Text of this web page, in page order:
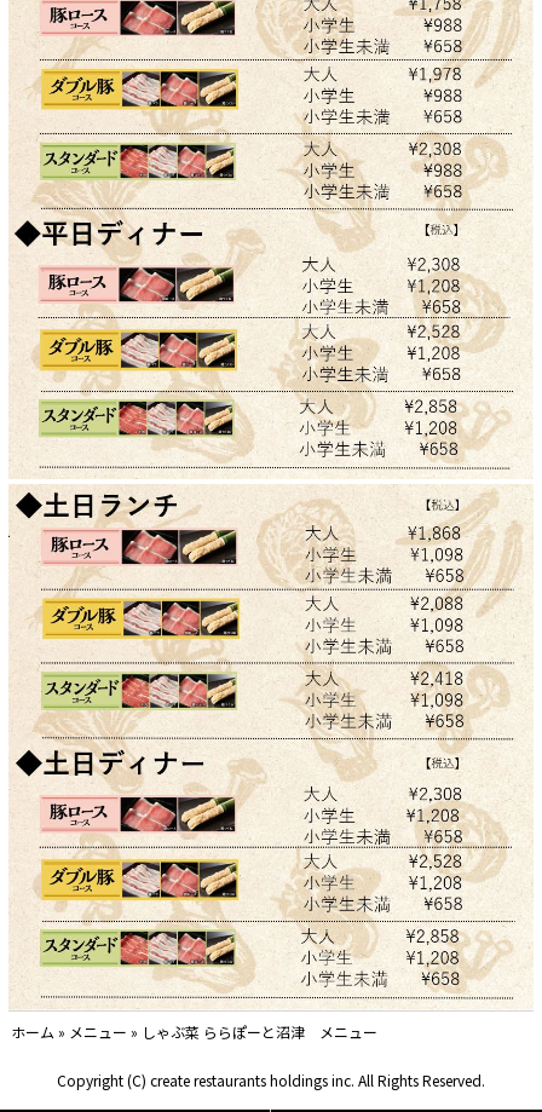
ホーム » メニュー » しゃぶ菜 ららぽーと沼津 メニュー
Copyright (C) create restaurants holdings inc. All Rights Reserved.